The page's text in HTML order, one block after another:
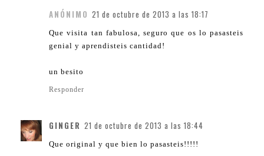
ANÓNIMO 21 de octubre de 2013 a las 18:17
Que visita tan fabulosa, seguro que os lo pasasteis
genial y aprendisteis cantidad!
un besito
Responder
GINGER 21 de octubre de 2013 a las 18:44
Que original y que bien lo pasasteis!!!!!